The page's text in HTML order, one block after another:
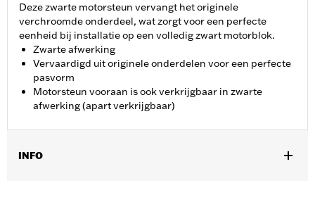
Deze zwarte motorsteun vervangt het originele
verchroomde onderdeel, wat zorgt voor een perfecte
eenheid bij installatie op een volledig zwart motorblok.
Zwarte afwerking
Vervaardigd uit originele onderdelen voor een perfecte
pasvorm
Motorsteun vooraan is ook verkrijgbaar in zwarte
afwerking (apart verkrijgbaar)
INFO